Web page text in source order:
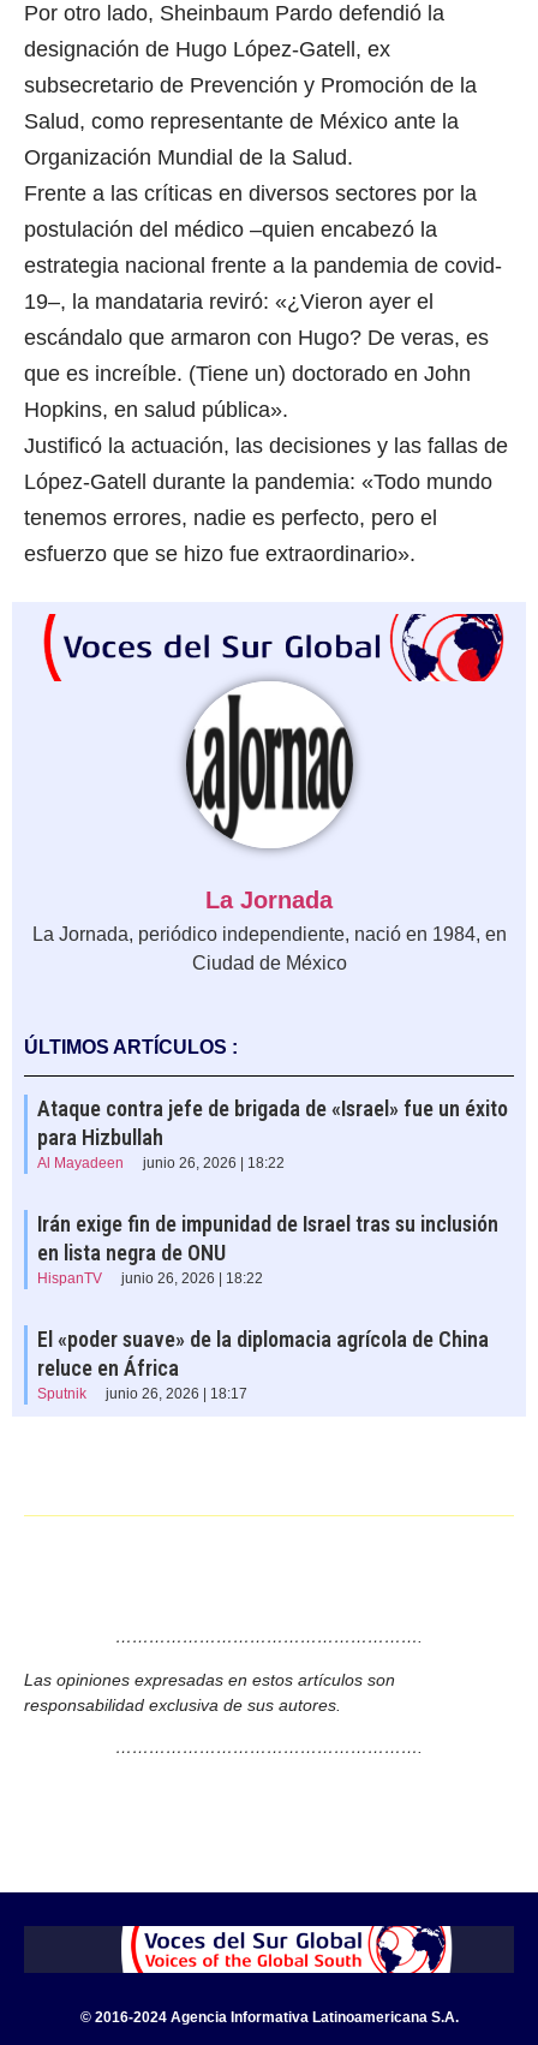
Por otro lado, Sheinbaum Pardo defendió la
designación de Hugo López-Gatell, ex
subsecretario de Prevención y Promoción de la
Salud, como representante de México ante la
Organización Mundial de la Salud.
Frente a las críticas en diversos sectores por la
postulación del médico –quien encabezó la
estrategia nacional frente a la pandemia de covid-
19–, la mandataria reviró: «¿Vieron ayer el
escándalo que armaron con Hugo? De veras, es
que es increíble. (Tiene un) doctorado en John
Hopkins, en salud pública».
Justificó la actuación, las decisiones y las fallas de
López-Gatell durante la pandemia: «Todo mundo
tenemos errores, nadie es perfecto, pero el
esfuerzo que se hizo fue extraordinario».
La Jornada
La Jornada, periódico independiente, nació en 1984, en
Ciudad de México
ÚLTIMOS ARTÍCULOS :
Ataque contra jefe de brigada de «Israel» fue un éxito
para Hizbullah
Al Mayadeen junio 26, 2026 | 18:22
Irán exige fin de impunidad de Israel tras su inclusión
en lista negra de ONU
HispanTV junio 26, 2026 | 18:22
El «poder suave» de la diplomacia agrícola de China
reluce en África
Sputnik junio 26, 2026 | 18:17
……………………………………………….
Las opiniones expresadas en estos artículos son
responsabilidad exclusiva de sus autores.
……………………………………………….
© 2016-2024 Agencia Informativa Latinoamericana S.A.